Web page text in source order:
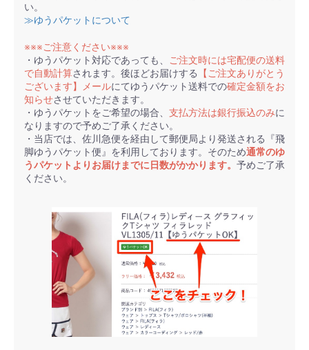
い。
≫ゆうパケットについて
※※※ご注意ください※※※
・ゆうパケット対応であっても、
ご注文時には宅配便の送料
で自動計算されます。後ほどお届けする
【ご注文ありがとう
ございます】メールにてゆうパケット送料での確定金額をお
知らせさせていただきます。
・ゆうパケットをご希望の場合、 支払方法は銀行振込のみに
なりますので予めご了承ください。
・当店では、佐川急便を経由して郵便局より発送される『飛
脚ゆうパケット便』を利用しております。そのため通常のゆ
うパケットよりお届けまでに日数がかかります。 予めご了承
ください。